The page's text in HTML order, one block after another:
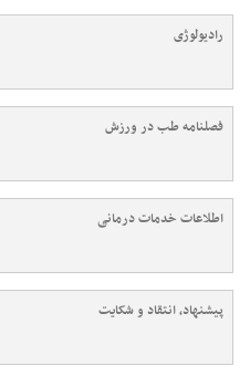
رادیولوژی
فصلنامه طب در ورزش
اطلاعات خدمات درمانی
پیشنهاد، انتقاد و شکایت